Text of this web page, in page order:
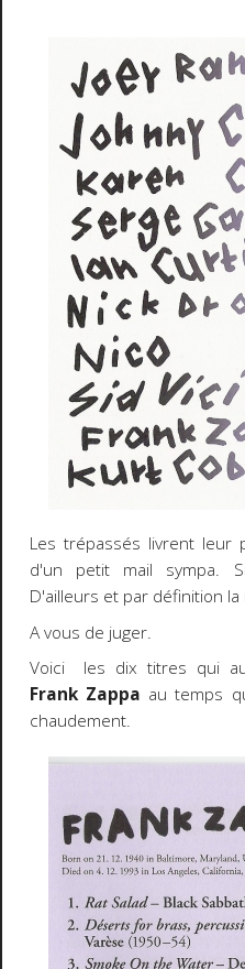
Les trépassés livrent leur
d'un petit mail sympa.
D'ailleurs et par définition
A vous de juger.
Voici les dix titres qui
Frank Zappa au temps
chaudement.